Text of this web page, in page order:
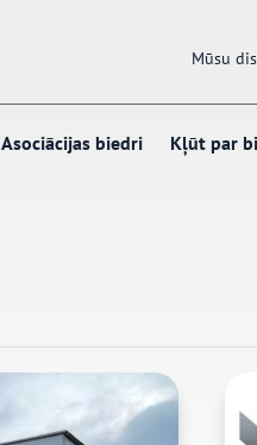
Mūsu
Asociācijas biedri Kļūt par